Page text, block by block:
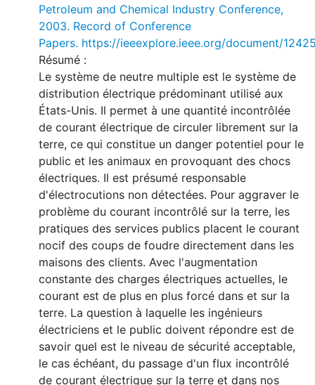
Petroleum and Chemical Industry Conference,
2003. Record of Conference
Papers. https://ieeexplore.ieee.org/document/
Résumé :
Le système de neutre multiple est le système de
distribution électrique prédominant utilisé aux
États-Unis. Il permet à une quantité incontrôlée
de courant électrique de circuler librement sur la
terre, ce qui constitue un danger potentiel pour le
public et les animaux en provoquant des chocs
électriques. Il est présumé responsable
d'électrocutions non détectées. Pour aggraver le
problème du courant incontrôlé sur la terre, les
pratiques des services publics placent le courant
nocif des coups de foudre directement dans les
maisons des clients. Avec l'augmentation
constante des charges électriques actuelles, le
courant est de plus en plus forcé dans et sur la
terre. La question à laquelle les ingénieurs
électriciens et le public doivent répondre est de
savoir quel est le niveau de sécurité acceptable,
le cas échéant, du passage d'un flux incontrôlé
de courant électrique sur la terre et dans nos